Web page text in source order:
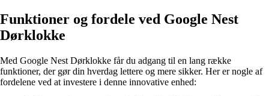
Funktioner og fordele ved Google Nest
Dørklokke
Med Google Nest Dørklokke får du adgang til en lang række
funktioner, der gør din hverdag lettere og mere sikker. Her er nogle af
fordelene ved at investere i denne innovative enhed: